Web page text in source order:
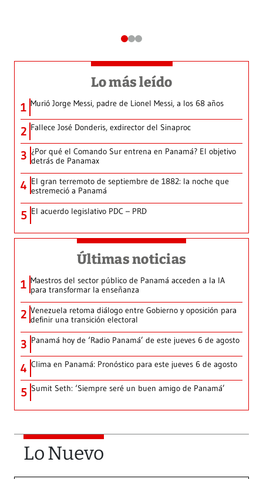
Lo más leído
1 Murió Jorge Messi, padre de Lionel Messi, a los 68 años
2 Fallece José Donderis, exdirector del Sinaproc
3 ¿Por qué el Comando Sur entrena en Panamá? El objetivo
detrás de Panamax
4 El gran terremoto de septiembre de 1882: la noche que
estremeció a Panamá
5 El acuerdo legislativo PDC – PRD
Últimas noticias
1 Maestros del sector público de Panamá acceden a la IA
para transformar la enseñanza
2 Venezuela retoma diálogo entre Gobierno y oposición para
definir una transición electoral
3 Panamá hoy de ‘Radio Panamá’ de este jueves 6 de agosto
4 Clima en Panamá: Pronóstico para este jueves 6 de agosto
5 Sumit Seth: ‘Siempre seré un buen amigo de Panamá’
Lo Nuevo